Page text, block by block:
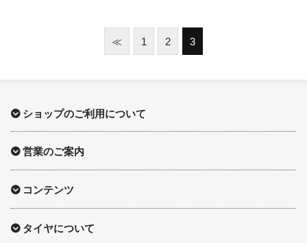
ショート球面ナット
ロング袋ナット
スチール鉄ホイール
持ち込み交換工賃
≪ 1 2 3
ショップのご利用について
営業のご案内
コンテンツ
タイヤについて